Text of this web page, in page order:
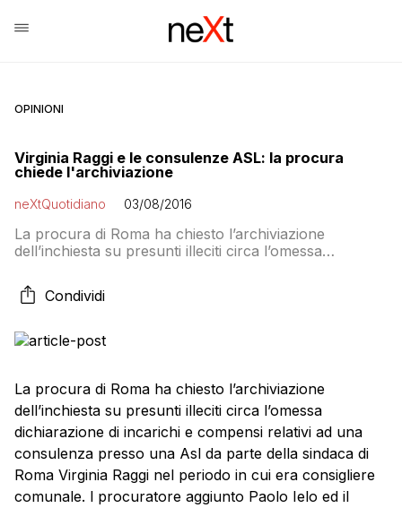
OPINIONI
Virginia Raggi e le consulenze ASL: la procura
chiede l'archiviazione
neXtQuotidiano 03/08/2016
La procura di Roma ha chiesto l’archiviazione
dell’inchiesta su presunti illeciti circa l’omessa
consulenza presso una Asl da parte della sindaca di
Roma Virginia Raggi nel periodo in cui era consigliere
sostituto Francesco Dall’Olio hanno motivato la
richiesta sostenendo, secondo […]
Condividi
La procura di Roma ha chiesto l’archiviazione
dell’inchiesta su presunti illeciti circa l’omessa
dichiarazione di incarichi e compensi relativi ad una
consulenza presso una Asl da parte della sindaca di
Roma Virginia Raggi nel periodo in cui era consigliere
comunale. l procuratore aggiunto Paolo Ielo ed il